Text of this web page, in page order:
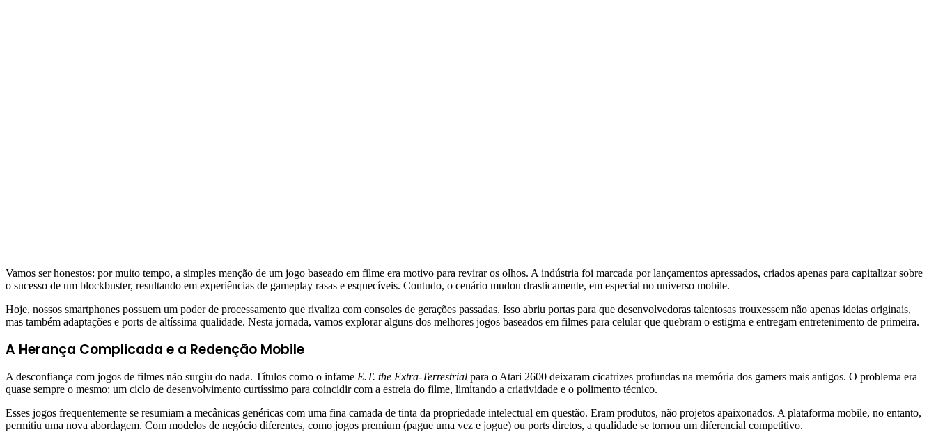
Vamos ser honestos: por muito tempo, a simples menção de um jogo baseado em filme era motivo para revirar os olhos. A indústria foi marcada por lançamentos apressados, criados apenas para capitalizar sobre
o sucesso de um blockbuster, resultando em experiências de gameplay rasas e esquecíveis. Contudo, o cenário mudou drasticamente, em especial no universo mobile.
Hoje, nossos smartphones possuem um poder de processamento que rivaliza com consoles de gerações passadas. Isso abriu portas para que desenvolvedoras talentosas trouxessem não apenas ideias originais,
mas também adaptações e ports de altíssima qualidade. Nesta jornada, vamos explorar alguns dos melhores jogos baseados em filmes para celular que quebram o estigma e entregam entretenimento de primeira.
A Herança Complicada e a Redenção Mobile
A desconfiança com jogos de filmes não surgiu do nada. Títulos como o infame E.T. the Extra-Terrestrial para o Atari 2600 deixaram cicatrizes profundas na memória dos gamers mais antigos. O problema era
quase sempre o mesmo: um ciclo de desenvolvimento curtíssimo para coincidir com a estreia do filme, limitando a criatividade e o polimento técnico.
Esses jogos frequentemente se resumiam a mecânicas genéricas com uma fina camada de tinta da propriedade intelectual em questão. Eram produtos, não projetos apaixonados. A plataforma mobile, no entanto,
permitiu uma nova abordagem. Com modelos de negócio diferentes, como jogos premium (pague uma vez e jogue) ou ports diretos, a qualidade se tornou um diferencial competitivo.